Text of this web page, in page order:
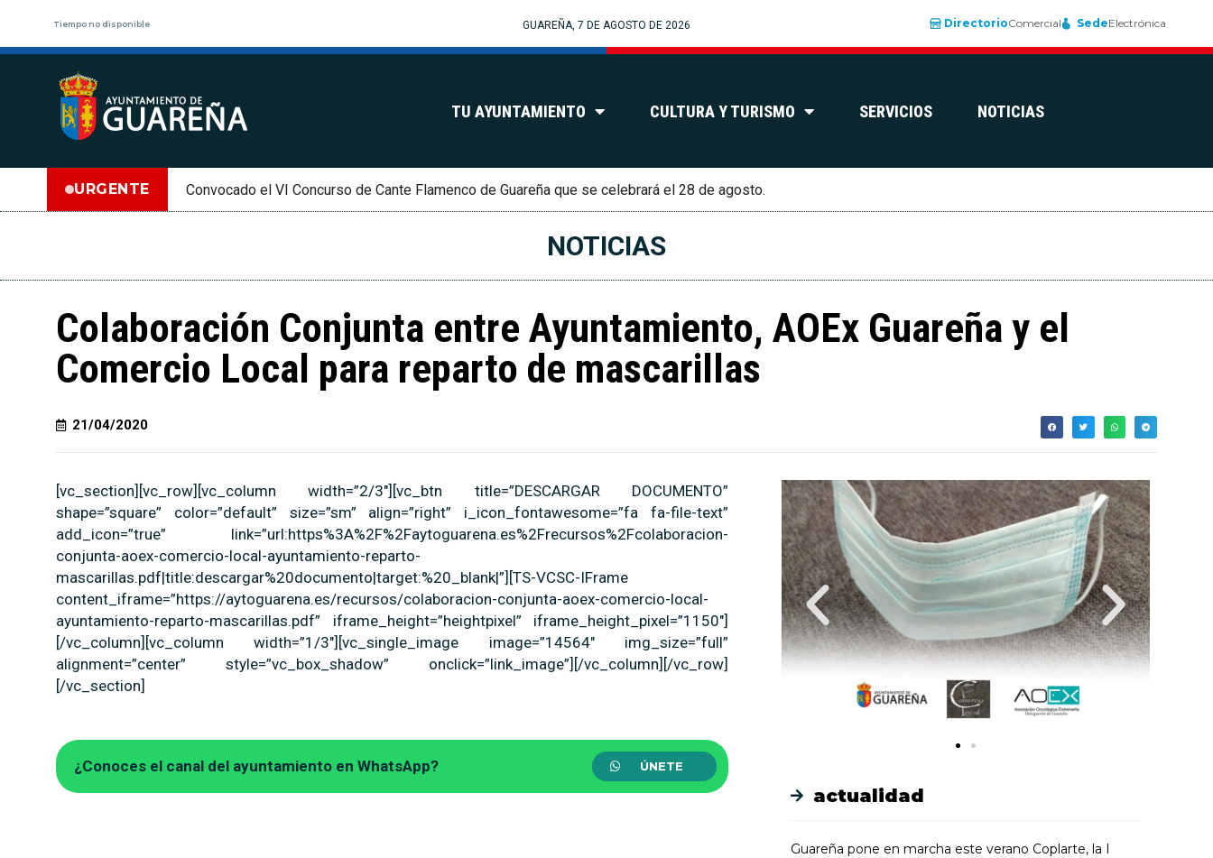
Tiempo no disponible GUAREÑA, 7 DE AGOSTO DE 2026 DirectorioComercial SedeElectrónica
TU AYUNTAMIENTO CULTURA Y TURISMO SERVICIOS NOTICIAS
URGENTE Convocado el VI Concurso de Cante Flamenco de Guareña que se celebrará el 28 de agosto.
NOTICIAS
Colaboración Conjunta entre Ayuntamiento, AOEx Guareña y el
Comercio Local para reparto de mascarillas
21/04/2020
[vc_section][vc_row][vc_column width=”2/3″][vc_btn title=”DESCARGAR DOCUMENTO”
shape=”square” color=”default” size=”sm” align=”right” i_icon_fontawesome=”fa fa-file-text”
add_icon=”true” link=”url:https%3A%2F%2Faytoguarena.es%2Frecursos%2Fcolaboracion-
conjunta-aoex-comercio-local-ayuntamiento-reparto-
mascarillas.pdf|title:descargar%20documento|target:%20_blank|”][TS-VCSC-IFrame
content_iframe=”https://aytoguarena.es/recursos/colaboracion-conjunta-aoex-comercio-local-
ayuntamiento-reparto-mascarillas.pdf” iframe_height=”heightpixel” iframe_height_pixel=”1150″]
[/vc_column][vc_column width=”1/3″][vc_single_image image=”14564″ img_size=”full”
alignment=”center” style=”vc_box_shadow” onclick=”link_image”][/vc_column][/vc_row]
[/vc_section]
¿Conoces el canal del ayuntamiento en WhatsApp? ÚNETE
actualidad
Guareña pone en marcha este verano Coplarte, la I